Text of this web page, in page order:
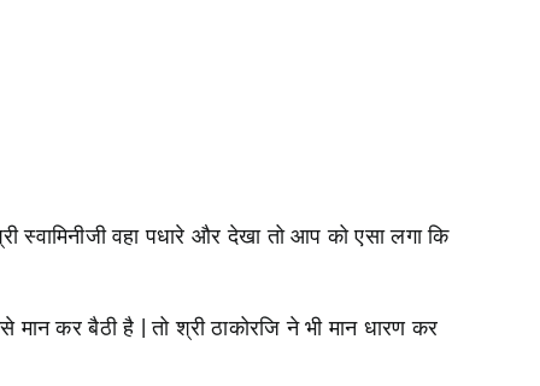
स्वामिनीजी वहा पधारे और देखा तो आप को एसा लगा कि
कर बैठी है | तो श्री ठाकोरजि ने भी मान धारण कर